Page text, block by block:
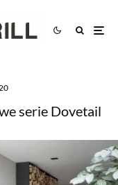
serie Dovetail